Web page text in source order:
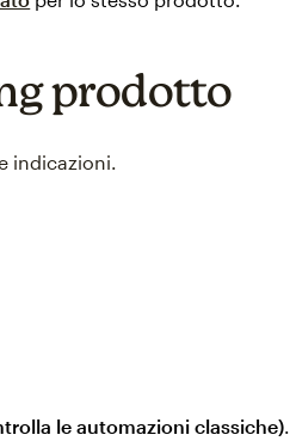
prodotto
indicazioni.
le automazioni classiche).